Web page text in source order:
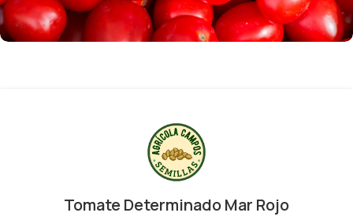
Tomate Determinado Mar Rojo